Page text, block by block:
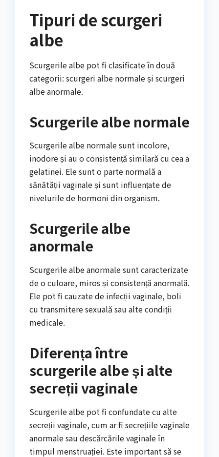
Tipuri de scurgeri
albe
Scurgerile albe pot fi clasificate în două
categorii: scurgeri albe normale și scurgeri
albe anormale.
Scurgerile albe normale
Scurgerile albe normale sunt incolore,
inodore și au o consistență similară cu cea a
gelatinei. Ele sunt o parte normală a
sănătății vaginale și sunt influențate de
nivelurile de hormoni din organism.
Scurgerile albe
anormale
Scurgerile albe anormale sunt caracterizate
de o culoare, miros și consistență anormală.
Ele pot fi cauzate de infecții vaginale, boli
cu transmitere sexuală sau alte condiții
medicale.
Diferența între
scurgerile albe și alte
secreții vaginale
Scurgerile albe pot fi confundate cu alte
secreții vaginale, cum ar fi secrețiile vaginale
anormale sau descărcările vaginale în
timpul menstruației. Este important să se